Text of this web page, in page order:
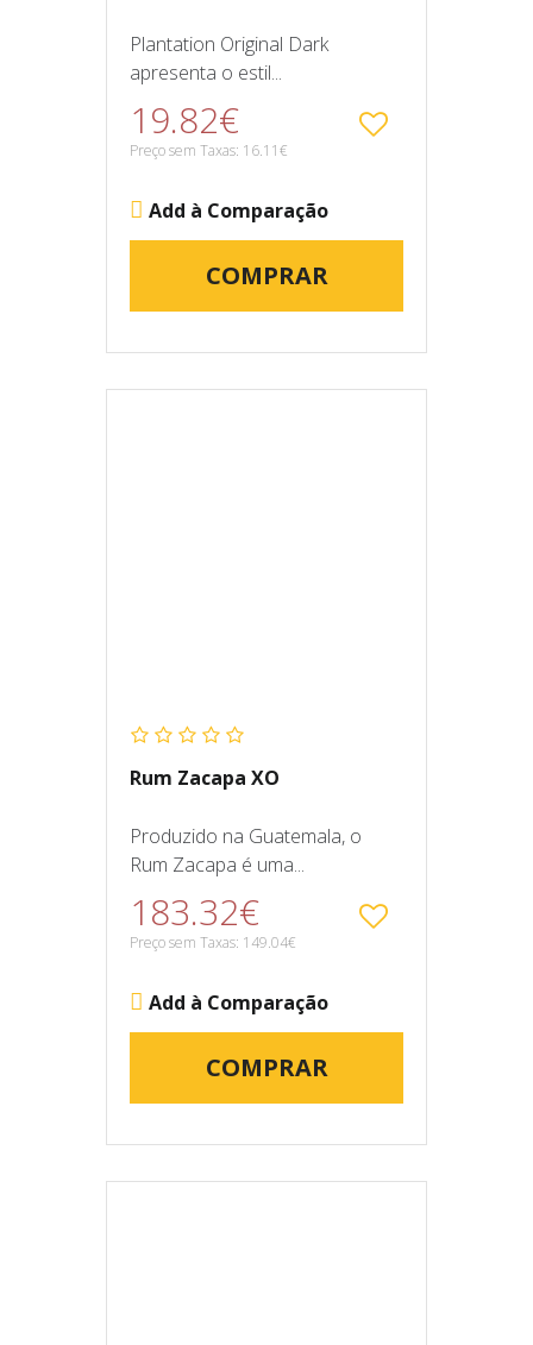
Plantation Original Dark
apresenta o estil...
19.82€
Preço sem Taxas: 16.11€
Add à Comparação
COMPRAR
Rum Zacapa XO
Produzido na Guatemala, o
Rum Zacapa é uma...
183.32€
Preço sem Taxas: 149.04€
Add à Comparação
COMPRAR